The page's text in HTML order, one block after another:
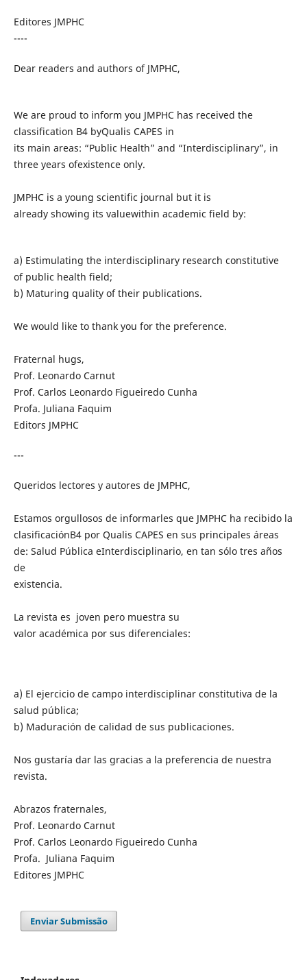
Editores JMPHC
----
Dear readers and authors of JMPHC,
We are proud to inform you JMPHC has received the
classification B4 byQualis CAPES in
its main areas: “Public Health” and “Interdisciplinary”, in
three years ofexistence only.
JMPHC is a young scientific journal but it is
already showing its valuewithin academic field by:
a) Estimulating the interdisciplinary research constitutive
of public health field;
b) Maturing quality of their publications.
We would like to thank you for the preference.
Fraternal hugs,
Prof. Leonardo Carnut
Prof. Carlos Leonardo Figueiredo Cunha
Profa. Juliana Faquim
Editors JMPHC
---
Queridos lectores y autores de JMPHC,
Estamos orgullosos de informarles que JMPHC ha recibido la
clasificaciónB4 por Qualis CAPES en sus principales áreas
de: Salud Pública eInterdisciplinario, en tan sólo tres años
de
existencia.
La revista es joven pero muestra su
valor académica por sus diferenciales:
a) El ejercicio de campo interdisciplinar constitutiva de la
salud pública;
b) Maduración de calidad de sus publicaciones.
Nos gustaría dar las gracias a la preferencia de nuestra
revista.
Abrazos fraternales,
Prof. Leonardo Carnut
Prof. Carlos Leonardo Figueiredo Cunha
Profa. Juliana Faquim
Editores JMPHC
Enviar Submissão